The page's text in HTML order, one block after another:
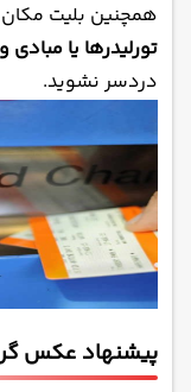
همچنین بلیت
تورلیدرها یا
دردسر نشوید.
پیشنهاد عکس